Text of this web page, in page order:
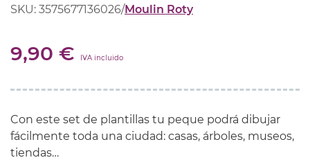
SKU: 3575677136026/Moulin Roty
9,90 € IVA incluido
Con este set de plantillas tu peque podrá dibujar
fácilmente toda una ciudad: casas, árboles, museos,
tiendas…